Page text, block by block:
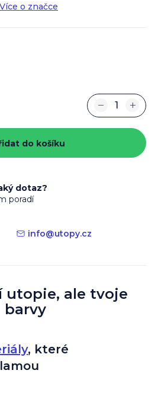
Více o značce
+
−
do košíku
dotaz?
poradí
info@utopy.cz
utopie, ale tvoje
barvy
, které